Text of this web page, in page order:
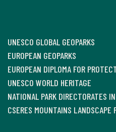
UNESCO GLOBAL GEOPARKS
EUROPEAN GEOPARKS
EUROPEAN DIPLOMA FOR
UNESCO WORLD HERITAGE
NATIONAL PARK DIRECTORATES
CSERES MOUNTAINS LANDSCAPE